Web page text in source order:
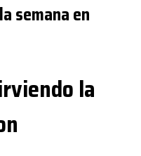
semana en
la